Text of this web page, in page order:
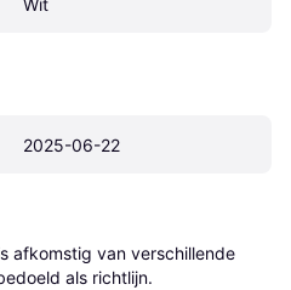
Wit
2025-06-22
afkomstig van verschillende
als richtlijn.